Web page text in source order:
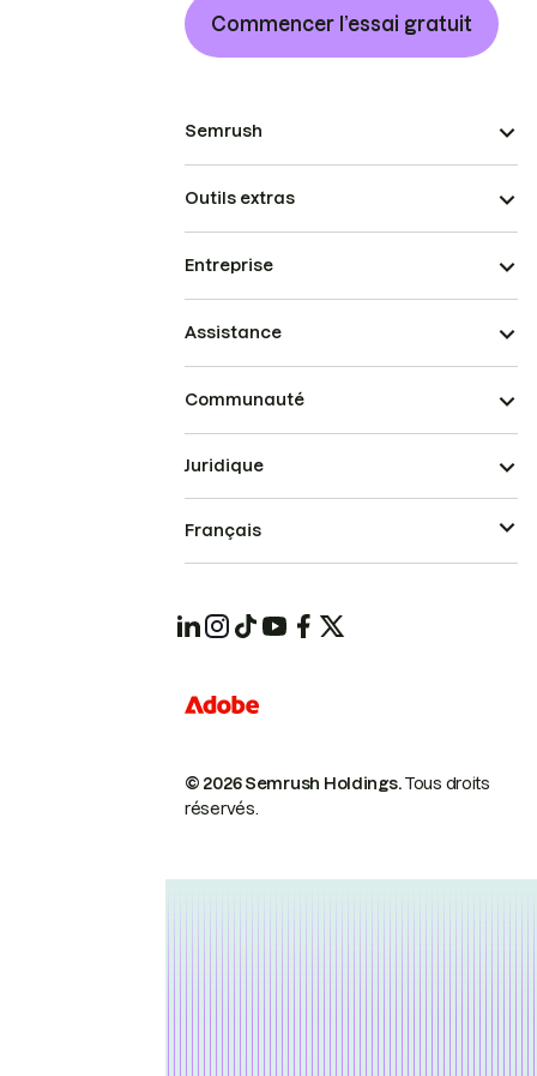
Commencer l’essai gratuit
Semrush
Outils extras
Entreprise
Assistance
Communauté
© 2026 Semrush Holdings.Tous droits
réservés.
Juridique
Français